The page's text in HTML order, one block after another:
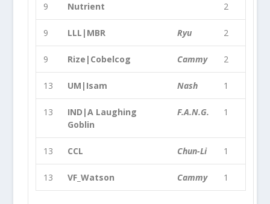
9 Nutrient 2
9 LLL|MBR Ryu 2
9 Rize|Cobelcog Cammy 2
13 UM|Isam Nash 1
13
IND|A Laughing
Goblin
F.A.N.G. 1
13 CCL Chun-Li 1
13 VF_Watson Cammy 1